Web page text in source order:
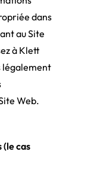
dans
au Site
à Klett
légalement
Web.
cas